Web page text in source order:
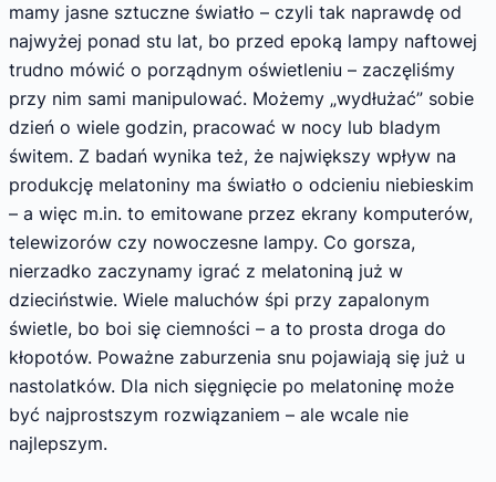
mamy jasne sztuczne światło – czyli tak naprawdę od
najwyżej ponad stu lat, bo przed epoką lampy naftowej
trudno mówić o porządnym oświetleniu – zaczęliśmy
przy nim sami manipulować. Możemy „wydłużać” sobie
dzień o wiele godzin, pracować w nocy lub bladym
świtem. Z badań wynika też, że największy wpływ na
produkcję melatoniny ma światło o odcieniu niebieskim
– a więc m.in. to emitowane przez ekrany komputerów,
telewizorów czy nowoczesne lampy. Co gorsza,
nierzadko zaczynamy igrać z melatoniną już w
dzieciństwie. Wiele maluchów śpi przy zapalonym
świetle, bo boi się ciemności – a to prosta droga do
kłopotów. Poważne zaburzenia snu pojawiają się już u
nastolatków. Dla nich sięgnięcie po melatoninę może
być najprostszym rozwiązaniem – ale wcale nie
najlepszym.